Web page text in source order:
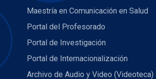
Maestría en Comunicación en Salud
Portal del Profesorado
Portal de Investigación
Portal de Internacionalización
Archivo de Audio y Video (Videoteca)